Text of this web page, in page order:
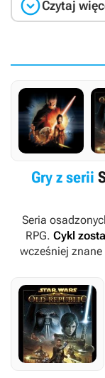
Czytaj
Gry z serii
Seria
RPG. Cykl
wcześniej
czasem w jego